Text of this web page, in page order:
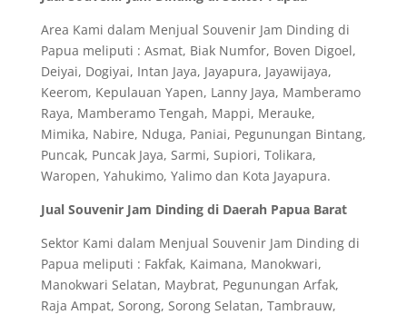
Area Kami dalam Menjual Souvenir Jam Dinding di
Papua meliputi : Asmat, Biak Numfor, Boven Digoel,
Deiyai, Dogiyai, Intan Jaya, Jayapura, Jayawijaya,
Keerom, Kepulauan Yapen, Lanny Jaya, Mamberamo
Raya, Mamberamo Tengah, Mappi, Merauke,
Mimika, Nabire, Nduga, Paniai, Pegunungan Bintang,
Puncak, Puncak Jaya, Sarmi, Supiori, Tolikara,
Waropen, Yahukimo, Yalimo dan Kota Jayapura.
Jual Souvenir Jam Dinding di Daerah Papua Barat
Sektor Kami dalam Menjual Souvenir Jam Dinding di
Papua meliputi : Fakfak, Kaimana, Manokwari,
Manokwari Selatan, Maybrat, Pegunungan Arfak,
Raja Ampat, Sorong, Sorong Selatan, Tambrauw,